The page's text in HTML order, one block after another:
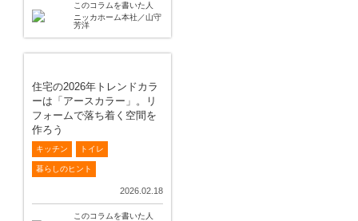
このコラムを書いた人
ニッカホーム本社／山守
芳洋
住宅の2026年トレンドカラ
ーは「アースカラー」。リ
フォームで落ち着く空間を
作ろう
キッチン トイレ
暮らしのヒント
2026.02.18
このコラムを書いた人